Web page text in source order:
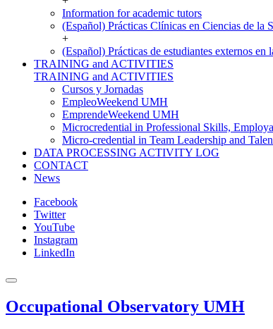
Information for academic tutors
(Español) Prácticas Clínicas en Ciencias de la
+
(Español) Prácticas de estudiantes externos en
TRAINING and ACTIVITIES
TRAINING and ACTIVITIES
Cursos y Jornadas
EmpleoWeekend UMH
EmprendeWeekend UMH
Microcredential in Professional Skills,
Micro-credential in Team Leadership and
DATA PROCESSING ACTIVITY LOG
CONTACT
News
Facebook
Twitter
YouTube
Instagram
LinkedIn
Occupational Observatory UMH